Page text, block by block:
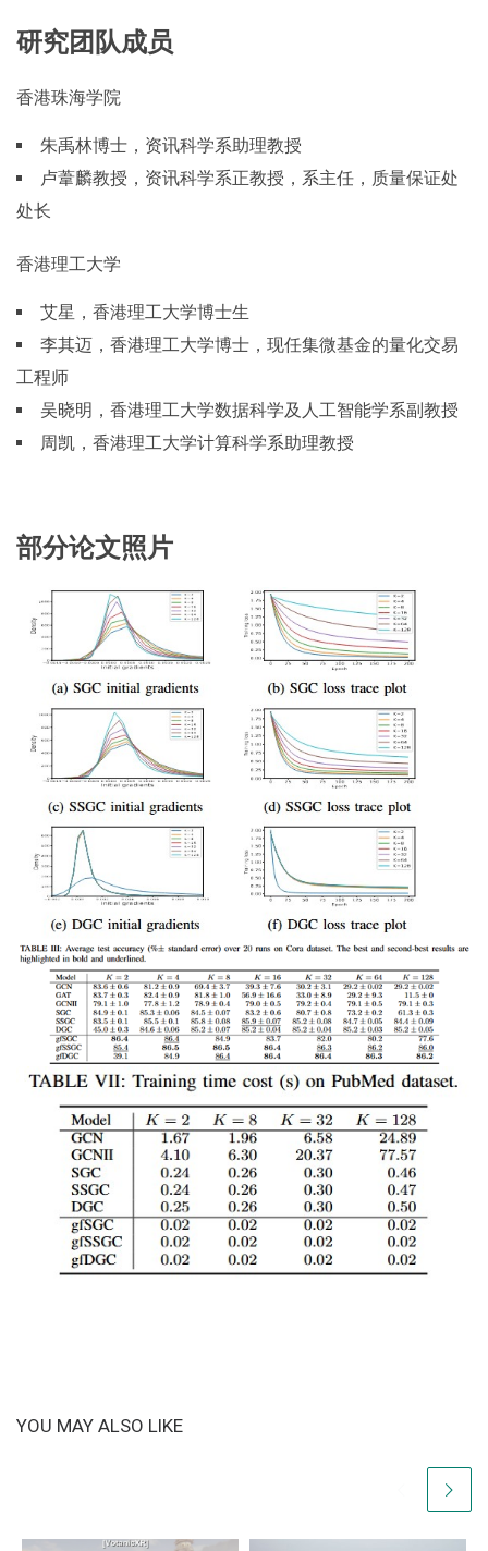
研究团队成员
香港珠海学院
朱禹林博士，资讯科学系助理教授
卢葦麟教授，资讯科学系正教授，系主任，质量保证处
处长
香港理工大学
艾星，香港理工大学博士生
李其迈，香港理工大学博士，现任集微基金的量化交易
工程师
吴晓明，香港理工大学数据科学及人工智能学系副教授
周凯，香港理工大学计算科学系助理教授
部分论文照片
YOU MAY ALSO LIKE